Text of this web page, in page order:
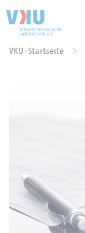
VKU-Startseite